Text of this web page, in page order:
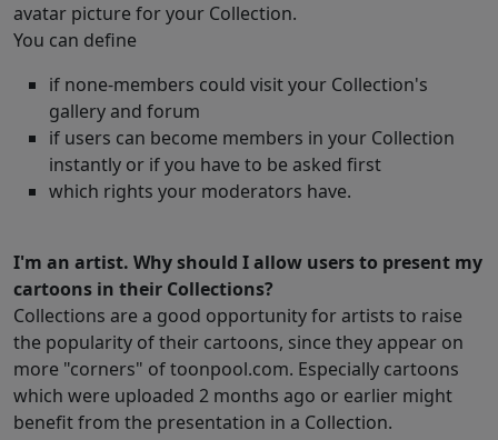
avatar picture for your Collection.
You can define
if none-members could visit your Collection's
gallery and forum
if users can become members in your Collection
instantly or if you have to be asked first
which rights your moderators have.
I'm an artist. Why should I allow users to present my
cartoons in their Collections?
Collections are a good opportunity for artists to raise
the popularity of their cartoons, since they appear on
more "corners" of toonpool.com. Especially cartoons
which were uploaded 2 months ago or earlier might
benefit from the presentation in a Collection.